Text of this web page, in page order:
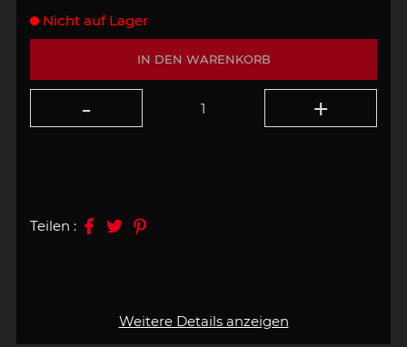
Weitere Details anzeigen
IN DEN WARENKORB
Nicht auf Lager
Teilen :